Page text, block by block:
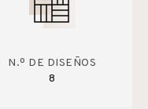
N.º DE DISEÑOS
8